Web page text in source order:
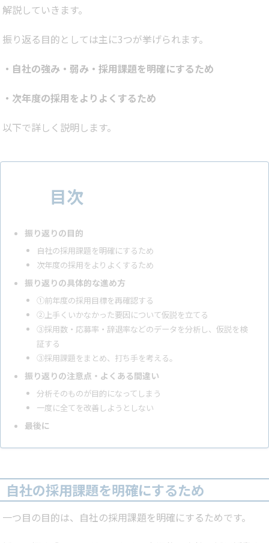
解説していきます。
振り返る目的としては主に3つが挙げられます。
・自社の強み・弱み・採用課題を明確にするため
・次年度の採用をよりよくするため
以下で詳しく説明します。
目次
振り返りの目的
自社の採用課題を明確にするため
次年度の採用をよりよくするため
振り返りの具体的な進め方
①前年度の採用目標を再確認する
②上手くいかなかった要因について仮説を立てる
③採用数・応募率・辞退率などのデータを分析し、仮説を検
証する
③採用課題をまとめ、打ち手を考える。
振り返りの注意点・よくある間違い
分析そのものが目的になってしまう
一度に全てを改善しようとしない
最後に
自社の採用課題を明確にするため
一つ目の目的は、自社の採用課題を明確にするためです。